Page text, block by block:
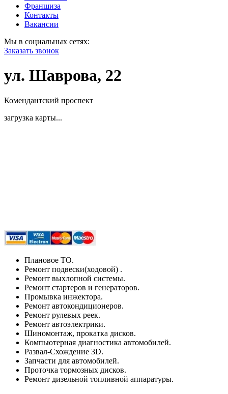
Франшиза
Контакты
Вакансии
Мы в социальных сетях:
Заказать звонок
ул. Шаврова, 22
Комендантский проспект
загрузка карты...
Плановое ТО.
Ремонт подвески(ходовой) .
Ремонт выхлопной системы.
Ремонт стартеров и генераторов.
Промывка инжектора.
Ремонт автокондиционеров.
Ремонт рулевых реек.
Ремонт автоэлектрики.
Шиномонтаж, прокатка дисков.
Компьютерная диагностика автомобилей.
Развал-Схождение 3D.
Запчасти для автомобилей.
Проточка тормозных дисков.
Ремонт дизельной топливной аппаратуры.